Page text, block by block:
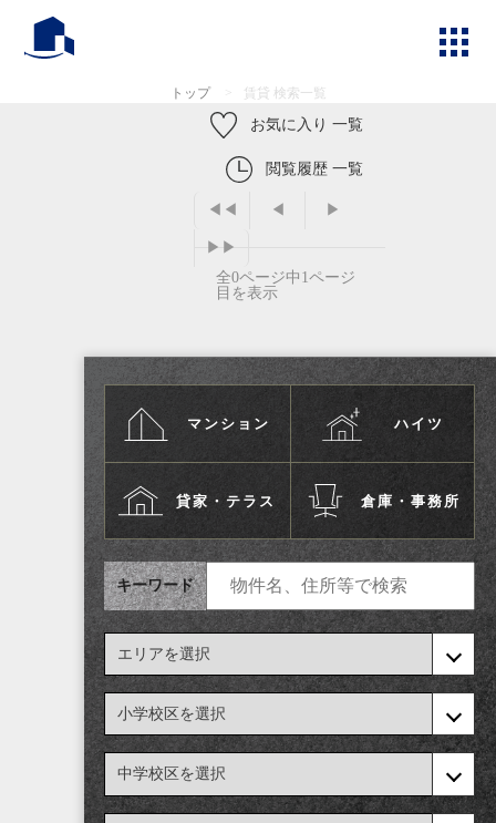
トップ > 賃貸 検索一覧
お気に入り 一覧
閲覧履歴 一覧
◀◀ ◀ ▶
▶▶
全0ページ中1ページ
目を表示
マンション ハイツ
貸家・テラス 倉庫・事務所
キーワード